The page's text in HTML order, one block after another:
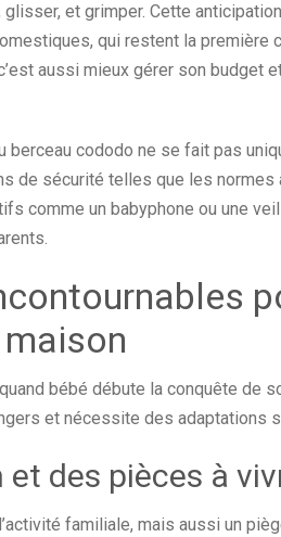
et grimper. Cette
qui restent la première
aussi mieux gérer son budget
berceau cododo ne se fait pas
de sécurité telles que les
comme un babyphone ou une
bébé débute la conquête de
et nécessite des adaptations
des pièces à
familiale, mais aussi un